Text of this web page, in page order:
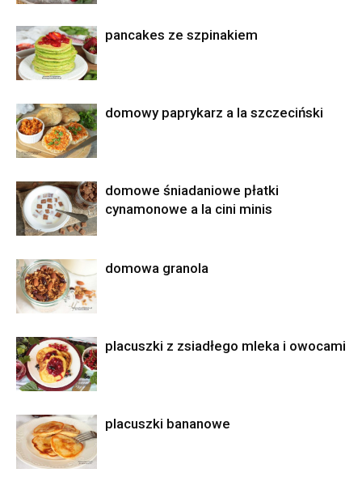
pancakes ze szpinakiem
domowy paprykarz a la szczeciński
domowe śniadaniowe płatki
cynamonowe a la cini minis
domowa granola
placuszki z zsiadłego mleka i owocami
placuszki bananowe